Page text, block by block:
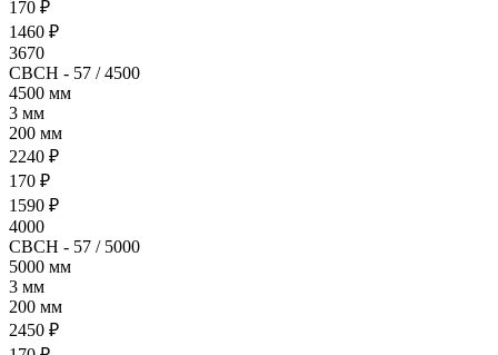
170 ₽
1460 ₽
3670
СВСН - 57 / 4500
4500 мм
3 мм
200 мм
2240 ₽
170 ₽
1590 ₽
4000
СВСН - 57 / 5000
5000 мм
3 мм
200 мм
2450 ₽